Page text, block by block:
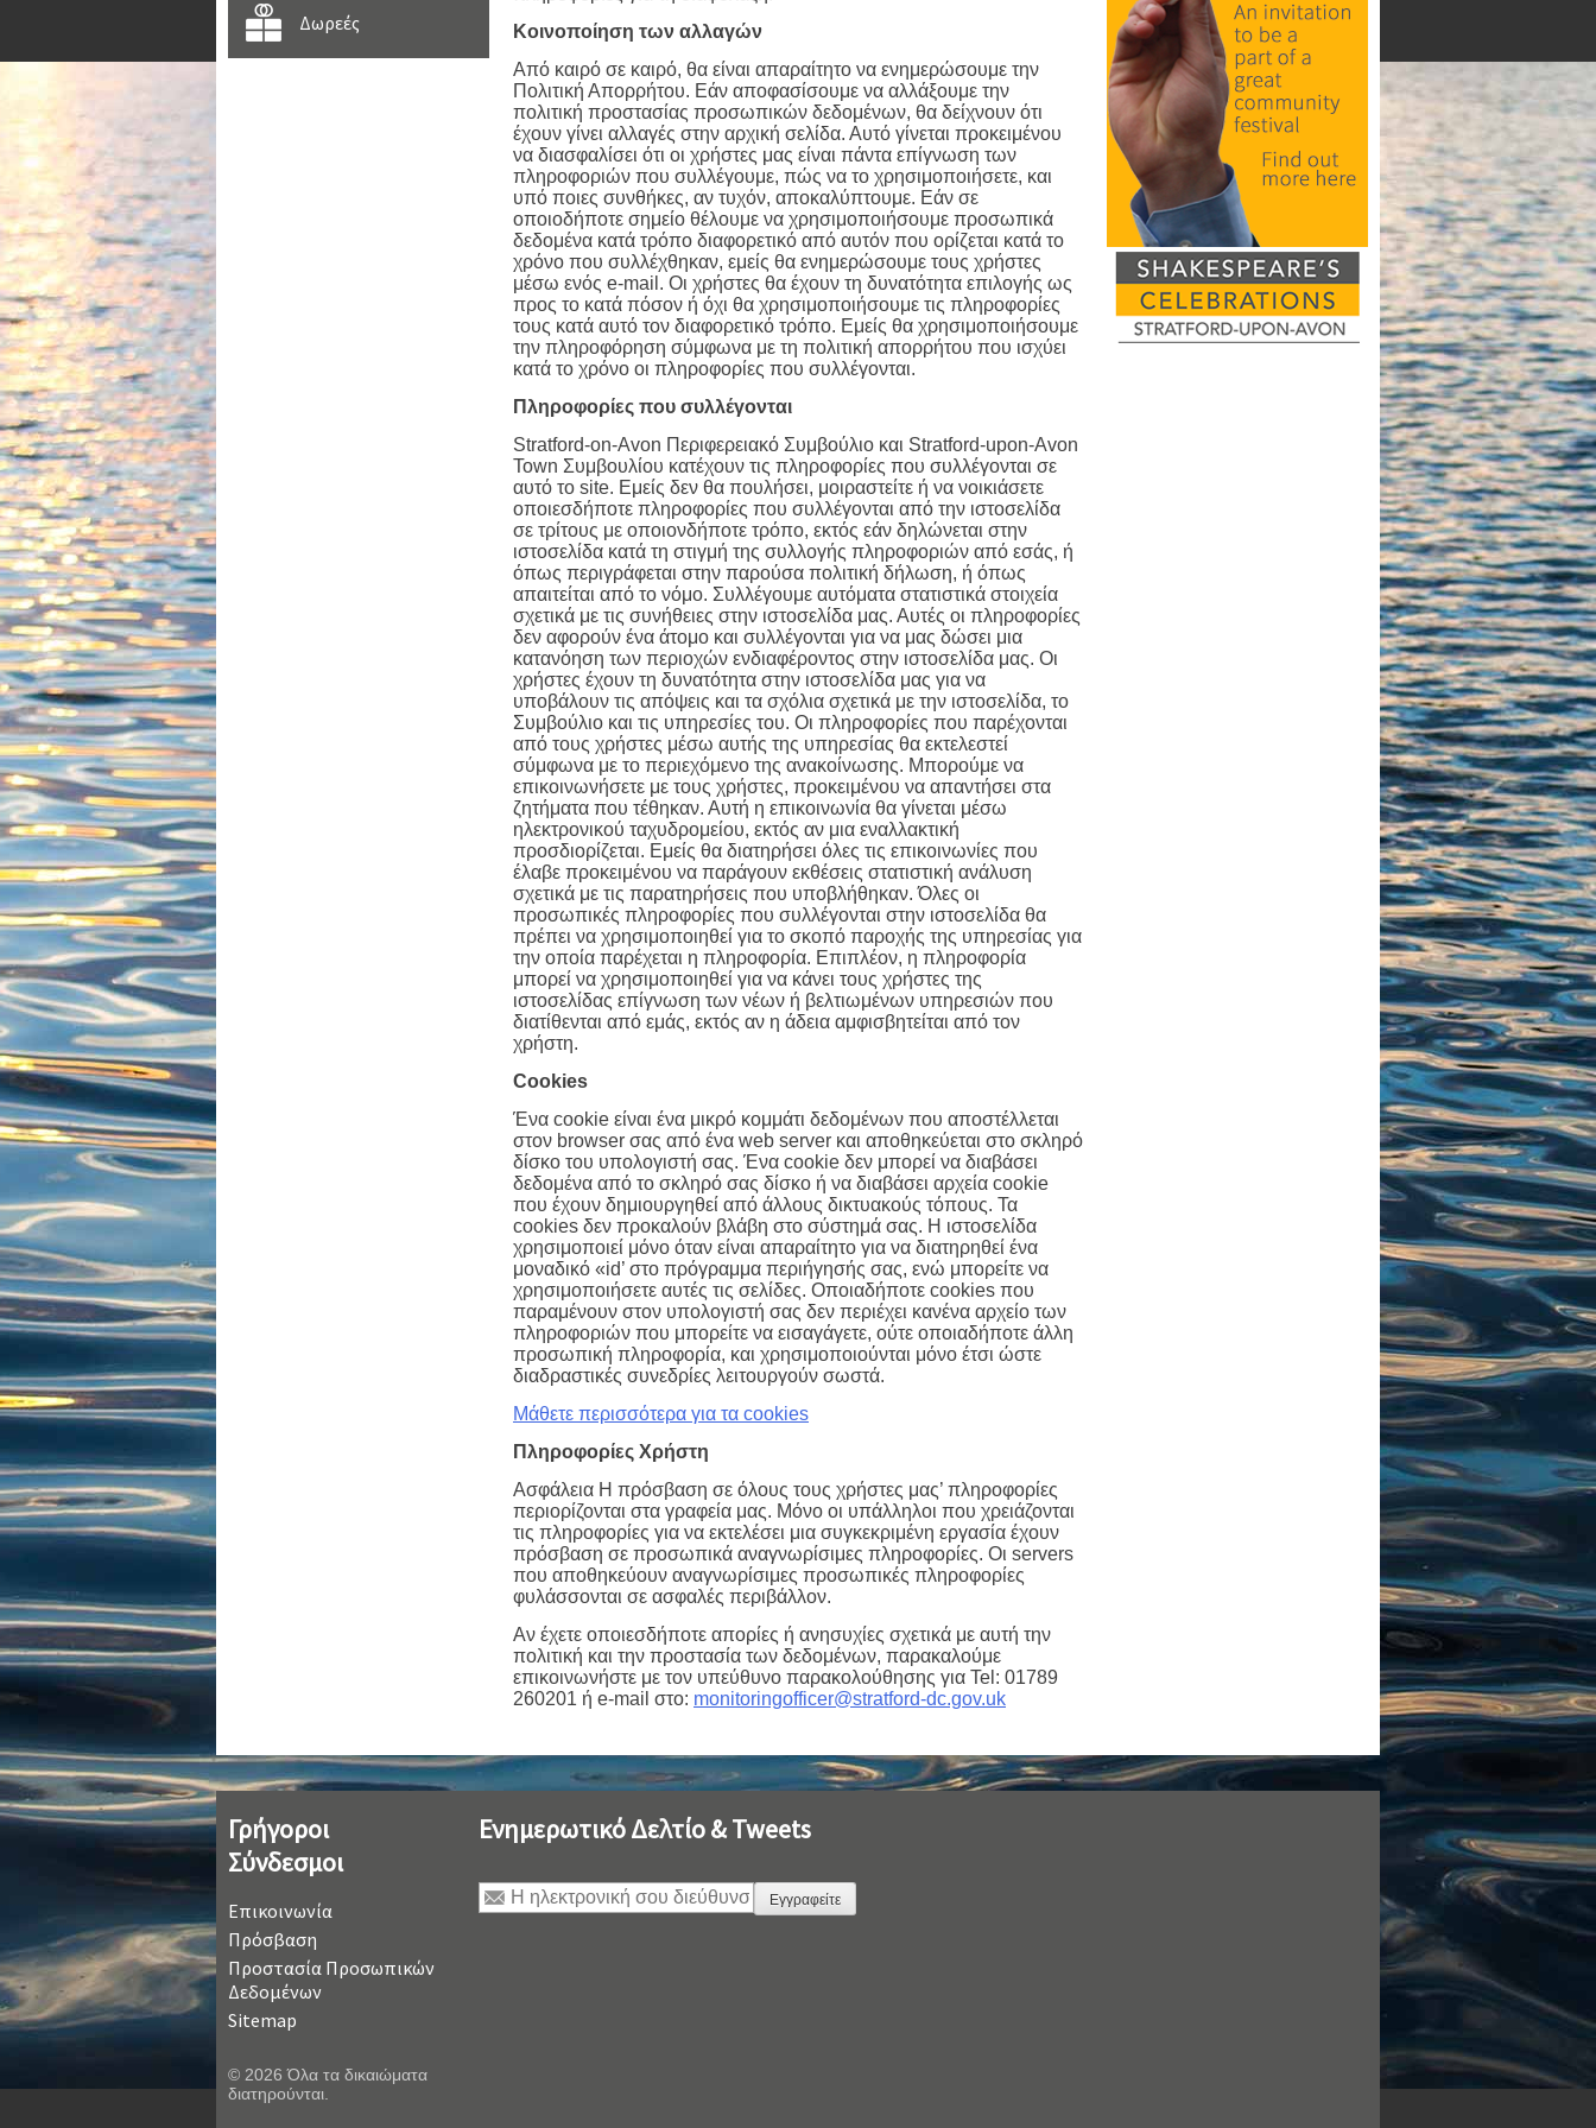
Δωρεές
Κοινοποίηση των αλλαγών
Από καιρό σε καιρό, θα είναι απαραίτητο να ενημερώσουμε την
Πολιτική Απορρήτου. Εάν αποφασίσουμε να αλλάξουμε την
πολιτική προστασίας προσωπικών δεδομένων, θα δείχνουν ότι
έχουν γίνει αλλαγές στην αρχική σελίδα. Αυτό γίνεται προκειμένου
να διασφαλίσει ότι οι χρήστες μας είναι πάντα επίγνωση των
πληροφοριών που συλλέγουμε, πώς να το χρησιμοποιήσετε, και
υπό ποιες συνθήκες, αν τυχόν, αποκαλύπτουμε. Εάν σε
οποιοδήποτε σημείο θέλουμε να χρησιμοποιήσουμε προσωπικά
δεδομένα κατά τρόπο διαφορετικό από αυτόν που ορίζεται κατά το
χρόνο που συλλέχθηκαν, εμείς θα ενημερώσουμε τους χρήστες
μέσω ενός e-mail. Οι χρήστες θα έχουν τη δυνατότητα επιλογής ως
προς το κατά πόσον ή όχι θα χρησιμοποιήσουμε τις πληροφορίες
τους κατά αυτό τον διαφορετικό τρόπο. Εμείς θα χρησιμοποιήσουμε
την πληροφόρηση σύμφωνα με τη πολιτική απορρήτου που ισχύει
κατά το χρόνο οι πληροφορίες που συλλέγονται.
Πληροφορίες που συλλέγονται
Stratford-on-Avon Περιφερειακό Συμβούλιο και Stratford-upon-Avon
Town Συμβουλίου κατέχουν τις πληροφορίες που συλλέγονται σε
αυτό το site. Εμείς δεν θα πουλήσει, μοιραστείτε ή να νοικιάσετε
οποιεσδήποτε πληροφορίες που συλλέγονται από την ιστοσελίδα
σε τρίτους με οποιονδήποτε τρόπο, εκτός εάν δηλώνεται στην
ιστοσελίδα κατά τη στιγμή της συλλογής πληροφοριών από εσάς, ή
όπως περιγράφεται στην παρούσα πολιτική δήλωση, ή όπως
απαιτείται από το νόμο. Συλλέγουμε αυτόματα στατιστικά στοιχεία
σχετικά με τις συνήθειες στην ιστοσελίδα μας. Αυτές οι πληροφορίες
δεν αφορούν ένα άτομο και συλλέγονται για να μας δώσει μια
κατανόηση των περιοχών ενδιαφέροντος στην ιστοσελίδα μας. Οι
χρήστες έχουν τη δυνατότητα στην ιστοσελίδα μας για να
υποβάλουν τις απόψεις και τα σχόλια σχετικά με την ιστοσελίδα, το
Συμβούλιο και τις υπηρεσίες του. Οι πληροφορίες που παρέχονται
από τους χρήστες μέσω αυτής της υπηρεσίας θα εκτελεστεί
σύμφωνα με το περιεχόμενο της ανακοίνωσης. Μπορούμε να
επικοινωνήσετε με τους χρήστες, προκειμένου να απαντήσει στα
ζητήματα που τέθηκαν. Αυτή η επικοινωνία θα γίνεται μέσω
ηλεκτρονικού ταχυδρομείου, εκτός αν μια εναλλακτική
προσδιορίζεται. Εμείς θα διατηρήσει όλες τις επικοινωνίες που
έλαβε προκειμένου να παράγουν εκθέσεις στατιστική ανάλυση
σχετικά με τις παρατηρήσεις που υποβλήθηκαν. Όλες οι
προσωπικές πληροφορίες που συλλέγονται στην ιστοσελίδα θα
πρέπει να χρησιμοποιηθεί για το σκοπό παροχής της υπηρεσίας για
την οποία παρέχεται η πληροφορία. Επιπλέον, η πληροφορία
μπορεί να χρησιμοποιηθεί για να κάνει τους χρήστες της
ιστοσελίδας επίγνωση των νέων ή βελτιωμένων υπηρεσιών που
διατίθενται από εμάς, εκτός αν η άδεια αμφισβητείται από τον
χρήστη.
Cookies
Ένα cookie είναι ένα μικρό κομμάτι δεδομένων που αποστέλλεται
στον browser σας από ένα web server και αποθηκεύεται στο σκληρό
δίσκο του υπολογιστή σας. Ένα cookie δεν μπορεί να διαβάσει
δεδομένα από το σκληρό σας δίσκο ή να διαβάσει αρχεία cookie
που έχουν δημιουργηθεί από άλλους δικτυακούς τόπους. Τα
cookies δεν προκαλούν βλάβη στο σύστημά σας. Η ιστοσελίδα
χρησιμοποιεί μόνο όταν είναι απαραίτητο για να διατηρηθεί ένα
μοναδικό «id’ στο πρόγραμμα περιήγησής σας, ενώ μπορείτε να
χρησιμοποιήσετε αυτές τις σελίδες. Οποιαδήποτε cookies που
παραμένουν στον υπολογιστή σας δεν περιέχει κανένα αρχείο των
πληροφοριών που μπορείτε να εισαγάγετε, ούτε οποιαδήποτε άλλη
προσωπική πληροφορία, και χρησιμοποιούνται μόνο έτσι ώστε
διαδραστικές συνεδρίες λειτουργούν σωστά.
Μάθετε περισσότερα για τα cookies
Πληροφορίες Χρήστη
Ασφάλεια Η πρόσβαση σε όλους τους χρήστες μας’ πληροφορίες
περιορίζονται στα γραφεία μας. Μόνο οι υπάλληλοι που χρειάζονται
τις πληροφορίες για να εκτελέσει μια συγκεκριμένη εργασία έχουν
πρόσβαση σε προσωπικά αναγνωρίσιμες πληροφορίες. Οι servers
που αποθηκεύουν αναγνωρίσιμες προσωπικές πληροφορίες
φυλάσσονται σε ασφαλές περιβάλλον.
Αν έχετε οποιεσδήποτε απορίες ή ανησυχίες σχετικά με αυτή την
πολιτική και την προστασία των δεδομένων, παρακαλούμε
επικοινωνήστε με τον υπεύθυνο παρακολούθησης για Tel: 01789
260201 ή e-mail στο: monitoringofficer@stratford-dc.gov.uk
Γρήγοροι
Σύνδεσμοι
Επικοινωνία
Πρόσβαση
Προστασία Προσωπικών
Δεδομένων
Sitemap
© 2026 Όλα τα δικαιώματα
διατηρούνται.
Ενημερωτικό Δελτίο & Tweets